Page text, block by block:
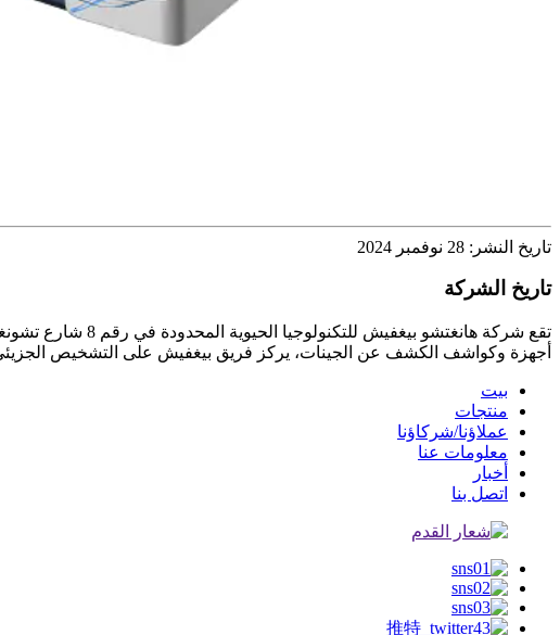
تاريخ النشر: 28 نوفمبر 2024
تاريخ الشركة
أجهزة وكواشف الكشف عن الجينات، يركز فريق بيغفيش على التشخيص
بيت
منتجات
عملاؤنا/شركاؤنا
معلومات عنا
أخبار
اتصل بنا